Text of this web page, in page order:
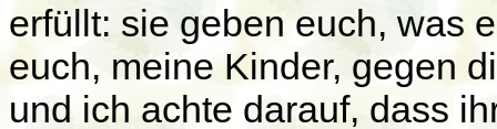
erfüllt: sie geben euch, was
euch, meine Kinder, gegen
und ich achte darauf, dass